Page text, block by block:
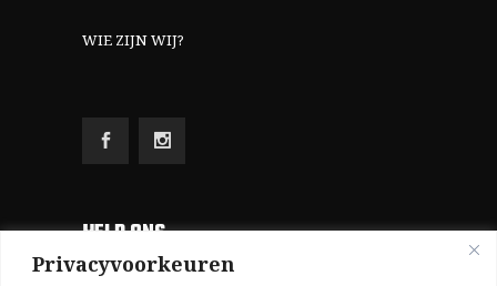
Privacyvoorkeuren
WIE ZIJN WIJ?
HELP ONS